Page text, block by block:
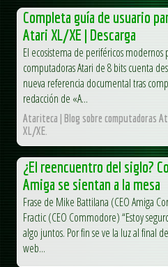
Completa guía de usuario
Atari XL/XE | Descarga
El ecosistema de periféricos modernos
computadoras Atari de 8 bits cuenta
nueva referencia documental tras
redacción de «A...
Atariteca | Blog sobre computadoras
XL/XE.
¿El reencuentro del siglo?
Amiga se sientan a la mesa
Frase de Mike Battilana (CEO Amiga
Fractic (CEO Commodore) “Estoy
algo juntos. Por fin se ve la luz al final
web...